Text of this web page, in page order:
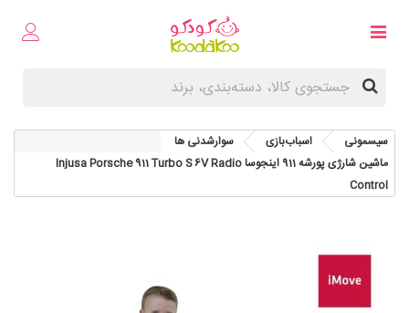
سیسمونی اسباب‌بازی
سوارشدنی ها
ماشین شارژی پورشه 911 اینجوسا Injusa Porsche 911 Turbo S 6V Radio
Control